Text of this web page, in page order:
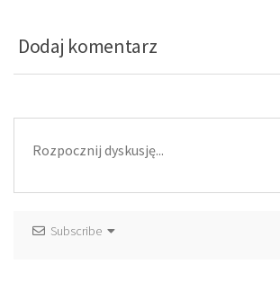
Dodaj komentarz
Subscribe